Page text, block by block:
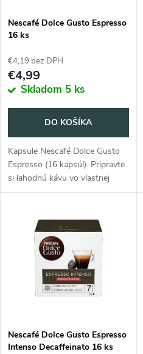
e
p
r
d
u
s
p
r
o
d
u
k
Nescafé Dolce Gusto Espresso
16 ks
€4,19 bez DPH
€4,99
Skladom 5 ks
DO KOŠÍKA
Kapsule Nescafé Dolce Gusto
Espresso (16 kapsúl). Pripravte
si lahodnú kávu vo vlastnej
domácnosti.
Nescafé Dolce Gusto Espresso
Intenso Decaffeinato 16 ks